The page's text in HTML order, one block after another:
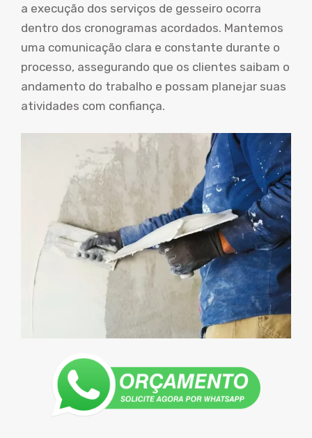
a execução dos serviços de gesseiro ocorra
dentro dos cronogramas acordados. Mantemos
uma comunicação clara e constante durante o
processo, assegurando que os clientes saibam o
andamento do trabalho e possam planejar suas
atividades com confiança.